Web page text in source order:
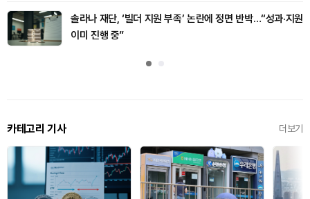
솔라나 재단, ‘빌더 지원 부족’ 논란에 정면 반박…“성과·지원
이미 진행 중”
카테고리 기사 더보기